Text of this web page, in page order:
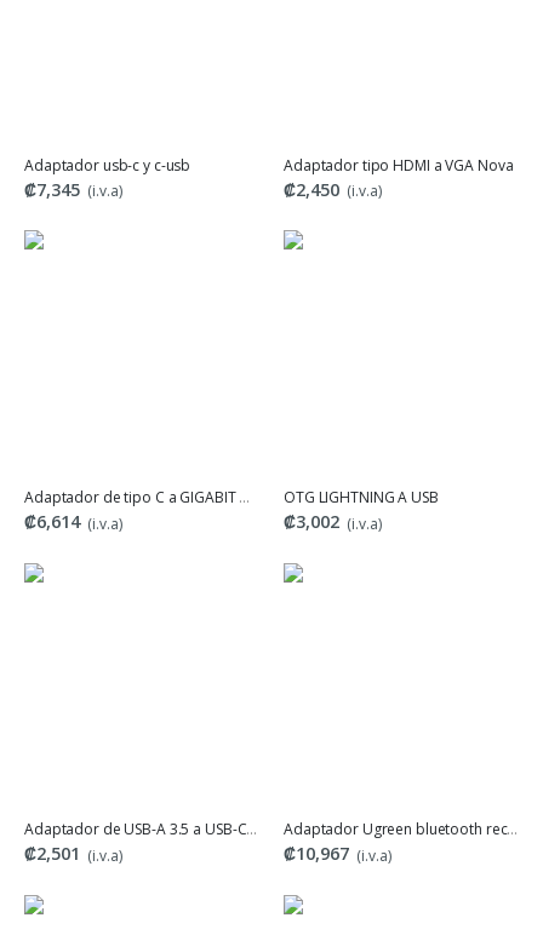
Adaptador usb-c y c-usb
₡7,345 (i.v.a)
Adaptador tipo HDMI a VGA Nova
₡2,450 (i.v.a)
Adaptador de tipo C a GIGABIT Nova
₡6,614 (i.v.a)
OTG LIGHTNING A USB
₡3,002 (i.v.a)
Adaptador de USB-A 3.5 a USB-C, Ugreen
₡2,501 (i.v.a)
Adaptador Ugreen bluetooth receptor transmisor
₡10,967 (i.v.a)